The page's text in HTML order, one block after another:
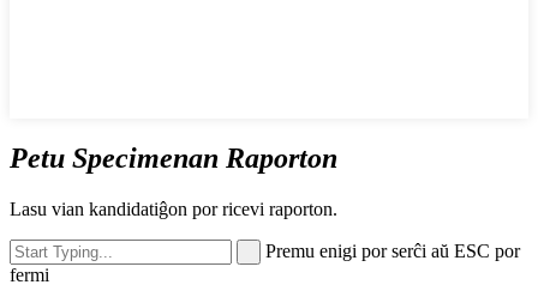
Petu Specimenan Raporton
Lasu vian kandidatiĝon por ricevi raporton.
Premu enigi por serĉi aŭ ESC por
fermi